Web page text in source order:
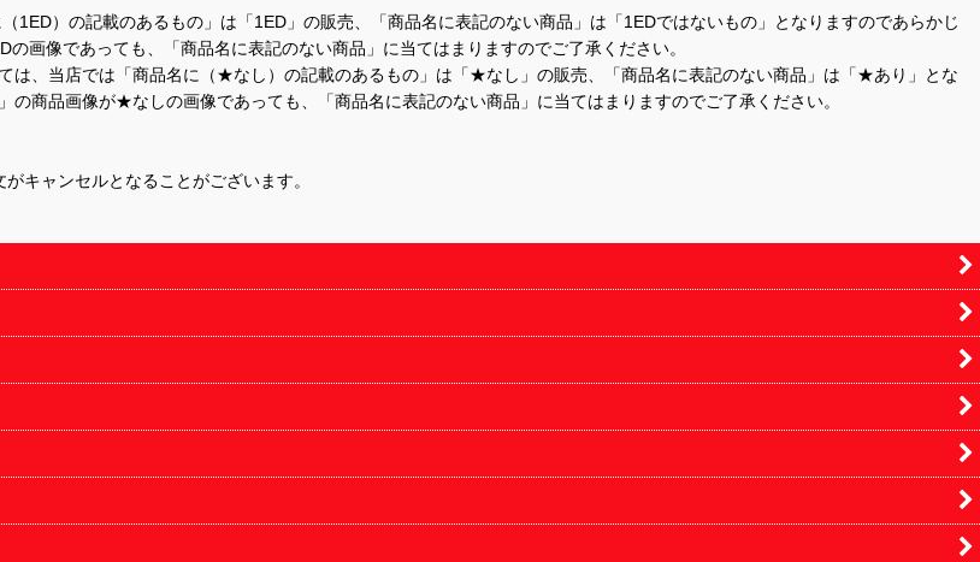
）の記載のあるもの」は「1ED」の販売、「商品名に表記のない商品」は「1EDではないもの」となりますのであらかじ
画像であっても、「商品名に表記のない商品」に当てはまりますのでご了承ください。
、当店では「商品名に（★なし）の記載のあるもの」は「★なし」の販売、「商品名に表記のない商品」は「★あり」とな
商品画像が★なしの画像であっても、「商品名に表記のない商品」に当てはまりますのでご了承ください。
キャンセルとなることがございます。